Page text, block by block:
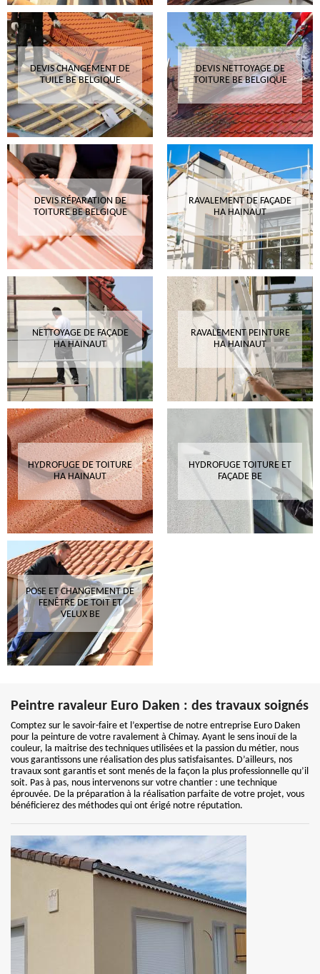
DEVIS CHANGEMENT DE
TUILE BE BELGIQUE
DEVIS NETTOYAGE DE
TOITURE BE BELGIQUE
DEVIS RÉPARATION DE
TOITURE BE BELGIQUE
RAVALEMENT DE FAÇADE
HA HAINAUT
NETTOYAGE DE FAÇADE
HA HAINAUT
RAVALEMENT PEINTURE
HA HAINAUT
HYDROFUGE DE TOITURE
HA HAINAUT
HYDROFUGE TOITURE ET
FAÇADE BE
POSE ET CHANGEMENT DE
FENÊTRE DE TOIT ET
VELUX BE
Peintre ravaleur Euro Daken : des travaux soignés
Comptez sur le savoir-faire et l’expertise de notre entreprise Euro Daken
pour la peinture de votre ravalement à Chimay. Ayant le sens inouï de la
couleur, la maitrise des techniques utilisées et la passion du métier, nous
vous garantissons une réalisation des plus satisfaisantes. D’ailleurs, nos
travaux sont garantis et sont menés de la façon la plus professionnelle qu’il
soit. Pas à pas, nous intervenons sur votre chantier : une technique
éprouvée. De la préparation à la réalisation parfaite de votre projet, vous
bénéficierez des méthodes qui ont érigé notre réputation.